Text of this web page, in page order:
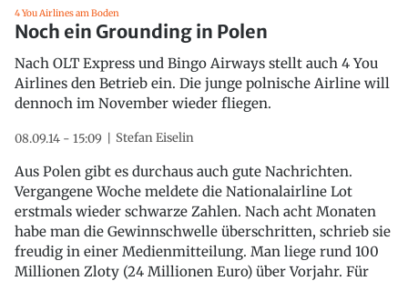
4 You Airlines am Boden
Noch ein Grounding in Polen
Nach OLT Express und Bingo Airways stellt auch 4 You
Airlines den Betrieb ein. Die junge polnische Airline will
dennoch im November wieder fliegen.
08.09.14 - 15:09 Stefan Eiselin
Aus Polen gibt es durchaus auch gute Nachrichten.
Vergangene Woche meldete die Nationalairline Lot
erstmals wieder schwarze Zahlen. Nach acht Monaten
habe man die Gewinnschwelle überschritten, schrieb sie
freudig in einer Medienmitteilung. Man liege rund 100
Millionen Zloty (24 Millionen Euro) über Vorjahr. Für